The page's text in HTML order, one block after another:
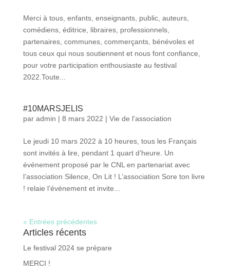
Merci à tous, enfants, enseignants, public, auteurs,
comédiens, éditrice, libraires, professionnels,
partenaires, communes, commerçants, bénévoles et
tous ceux qui nous soutiennent et nous font confiance,
pour votre participation enthousiaste au festival
2022.Toute...
#10MARSJELIS
par admin | 8 mars 2022 | Vie de l'association
Le jeudi 10 mars 2022 à 10 heures, tous les Français
sont invités à lire, pendant 1 quart d’heure. Un
événement proposé par le CNL en partenariat avec
l’association Silence, On Lit ! L’association Sore ton livre
! relaie l’événement et invite...
« Entrées précédentes
Articles récents
Le festival 2024 se prépare
MERCI !